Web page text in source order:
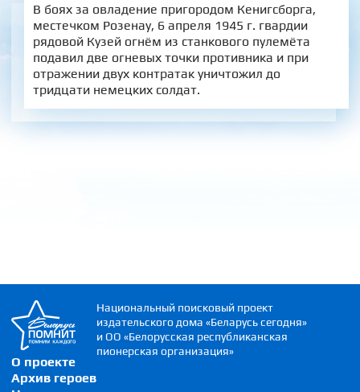
В боях за овладение пригородом Кенигсборга,
местечком Розенау, 6 апреля 1945 г. гвардии
рядовой Кузей огнём из станкового пулемёта
подавил две огневых точки противника и при
отражении двух контратак уничтожил до
тридцати немецких солдат.
О проекте
Архив героев
Национальный поисковый проект
издательского дома «Беларусь сегодня»
и ОО «Белорусская республиканская
пионерская организация»